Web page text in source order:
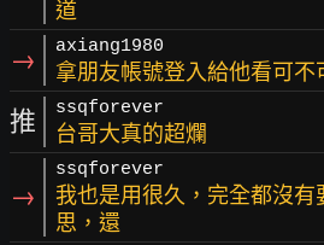
道
→ axiang1980
拿朋友帳號登入給他看可不
推 ssqforever
台哥大真的超爛
→
ssqforever
我也是用很久，完全都沒有
思，還